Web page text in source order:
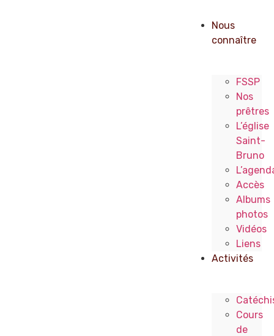
Nous
connaître
FSSP
Nos
prêtres
L’église
Saint-
Bruno
Accès
Albums
photos
Vidéos
Liens
Activités
Cours
de